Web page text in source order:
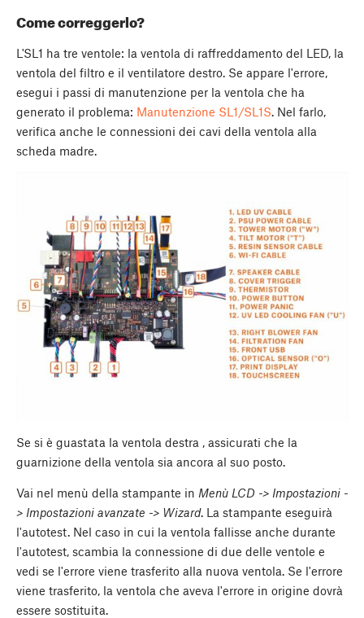
Come correggerlo?
L'SL1 ha tre ventole: la ventola di raffreddamento del LED, la
ventola del filtro e il ventilatore destro. Se appare l'errore,
esegui i passi di manutenzione per la ventola che ha
generato il problema: Manutenzione SL1/SL1S. Nel farlo,
verifica anche le connessioni dei cavi della ventola alla
scheda madre.
Se si è guastata la ventola destra , assicurati che la
guarnizione della ventola sia ancora al suo posto.
Vai nel menù della stampante in Menù LCD -> Impostazioni -
> Impostazioni avanzate -> Wizard. La stampante eseguirà
l'autotest. Nel caso in cui la ventola fallisse anche durante
l'autotest, scambia la connessione di due delle ventole e
vedi se l'errore viene trasferito alla nuova ventola. Se l'errore
viene trasferito, la ventola che aveva l'errore in origine dovrà
essere sostituita.